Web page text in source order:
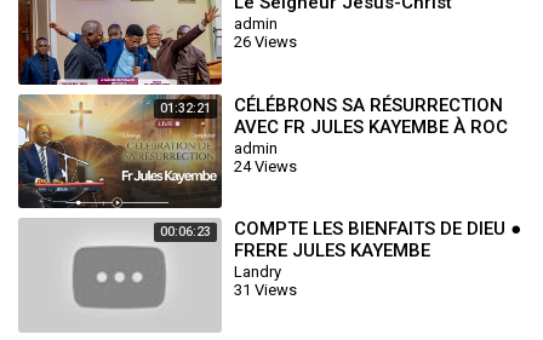
m'aime_Dans ce monde pervers
37 Roc Sécula
admin
26 Views
01:32:21
CÉLÉBRONS SA RÉSURRECTION
AVEC FR JULES KAYEMBE À ROC
SÉCULAIRE TABERNACLE
admin
24 Views
00:06:23
COMPTE LES BIENFAITS DE DIEU ●
FRERE JULES KAYEMBE
Landry
31 Views